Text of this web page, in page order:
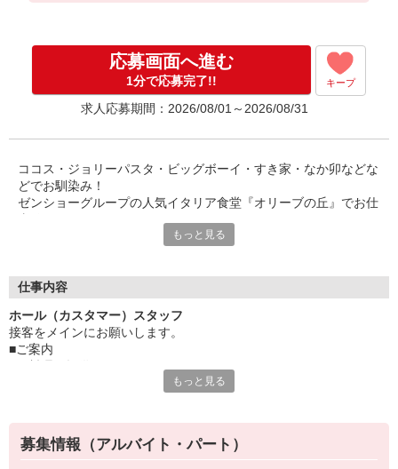
土日・祝は時給＋100円
早朝手当（6:00〜8:00）時給＋100円
応募画面へ進む
1分で応募完了!! キープ
求人応募期間：2026/08/01～2026/08/31
ココス・ジョリーパスタ・ビッグボーイ・すき家・なか卯などな
どでお馴染み！
ゼンショーグループの人気イタリア食堂『オリーブの丘』でお仕
◎イタリアンが好き
万全の研修体制でしっかりとお教えするので
未経験の方も安心してチャレンジしてくださいね！
固定シフトで予定も立てやすい♪
曜日・時間はご相談ください。
「家事の空いた時間に扶養内で」
「土日祝メインで安定収入」
などなど、希望があれば遠慮なくご相談を♪
もっと見る
仕事内容
ホール（カスタマー）スタッフ
接客をメインにお願いします。
■ご案内
もっと見る
募集情報（アルバイト・パート）